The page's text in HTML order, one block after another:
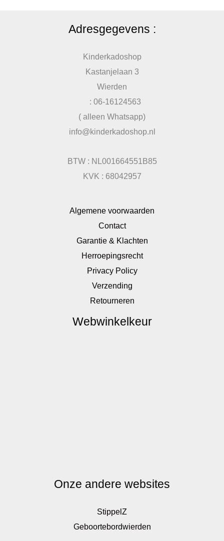
Adresgegevens :
Kinderkadoshop
Kastanjelaan 3
Wierden
: 06-16124563
( alleen Whatsapp)
info@kinderkadoshop.nl
BTW : NL001664551B85
KVK : 68042957
Algemene voorwaarden
Contact
Garantie & Klachten
Herroepingsrecht
Privacy Policy
Verzending
Retourneren
Webwinkelkeur
Onze andere websites
StippelZ
Geboortebordwierden